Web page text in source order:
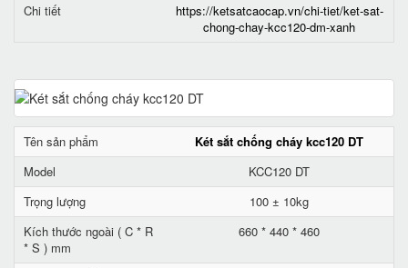
Chi tiết
https://ketsatcaocap.vn/chi-tiet/ket-sat-
chong-chay-kcc120-dm-xanh
Tên sản phẩm
Két sắt chống cháy kcc120 DT
Model
KCC120 DT
Trọng lượng
100 ± 10kg
Kích thước ngoài ( C * R
* S ) mm
660 * 440 * 460